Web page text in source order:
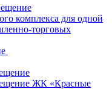
комплекса для одной
торговых
ЖК «Красные